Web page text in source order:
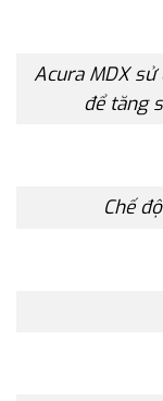
Acura MDX
để tăng
Chế